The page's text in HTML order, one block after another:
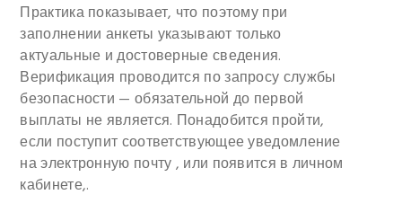
Практика показывает, что поэтому при
заполнении анкеты указывают только
актуальные и достоверные сведения.
Верификация проводится по запросу службы
безопасности — обязательной до первой
выплаты не является. Понадобится пройти,
если поступит соответствующее уведомление
на электронную почту , или появится в личном
кабинете,.